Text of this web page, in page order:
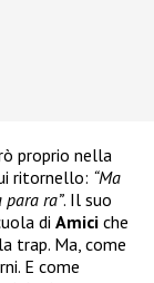
proprio nella
ritornello: “Ma
ra”. Il suo
di Amici che
trap. Ma, come
E come